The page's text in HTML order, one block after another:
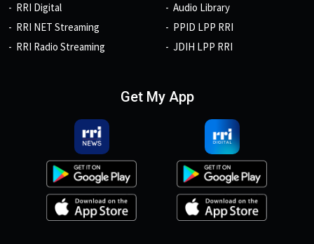
RRI Digital
RRI NET Streaming
RRI Radio Streaming
Audio Library
PPID LPP RRI
JDIH LPP RRI
Get My App